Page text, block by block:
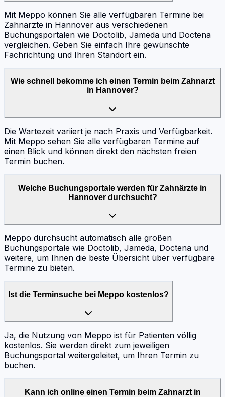
Mit Meppo können Sie alle verfügbaren Termine bei
Zahnärzte in Hannover aus verschiedenen
Buchungsportalen wie Doctolib, Jameda und Doctena
vergleichen. Geben Sie einfach Ihre gewünschte
Fachrichtung und Ihren Standort ein.
Wie schnell bekomme ich einen Termin beim Zahnarzt
in Hannover?
Die Wartezeit variiert je nach Praxis und Verfügbarkeit.
Mit Meppo sehen Sie alle verfügbaren Termine auf
einen Blick und können direkt den nächsten freien
Termin buchen.
Welche Buchungsportale werden für Zahnärzte in
Hannover durchsucht?
Meppo durchsucht automatisch alle großen
Buchungsportale wie Doctolib, Jameda, Doctena und
weitere, um Ihnen die beste Übersicht über verfügbare
Termine zu bieten.
Ist die Terminsuche bei Meppo kostenlos?
Ja, die Nutzung von Meppo ist für Patienten völlig
kostenlos. Sie werden direkt zum jeweiligen
Buchungsportal weitergeleitet, um Ihren Termin zu
buchen.
Kann ich online einen Termin beim Zahnarzt in